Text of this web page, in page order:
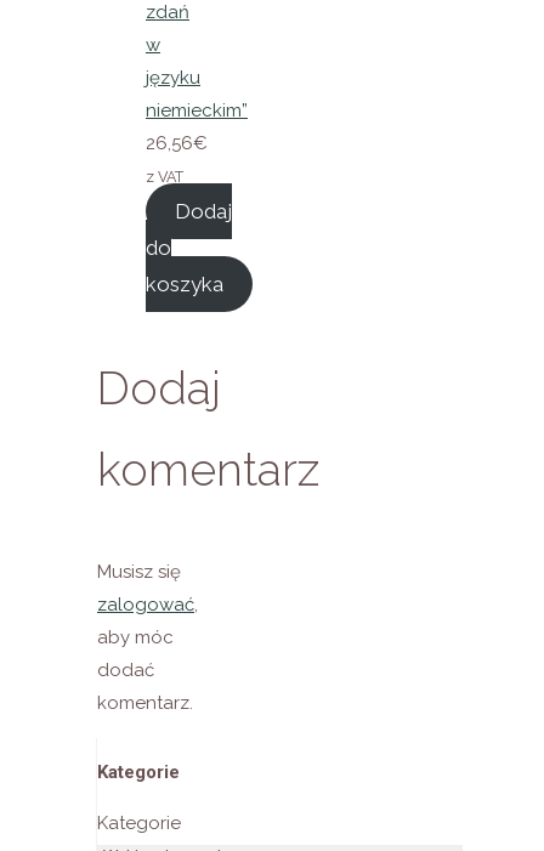
zdań
w
języku
niemieckim”
26,56€
z VAT
Dodaj
do
koszyka
Dodaj
komentarz
Musisz się
zalogować,
aby móc
dodać
komentarz.
Kategorie
Kategorie